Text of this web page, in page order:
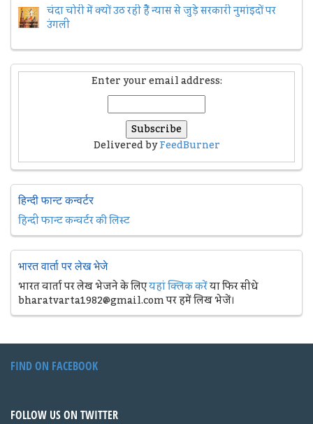
चंदा चोरी में क्यों उठ रही हैैं न्यास से जुड़े सरकारी नुमांइदों पर
उंगली
Enter your email address:
Delivered byFeedBurner
हिन्दी फान्ट कन्वर्टर
हिन्दी फान्ट कन्वर्टर की लिस्ट
भारत वार्ता पर लेख भेजे
भारत वार्ता पर लेख भेजने के लिएयहां क्लिक करेंया फिर सीधे
bharatvarta1982@gmail.com पर हमें लिख भेजें।
FIND ON FACEBOOK
FOLLOW US ON TWITTER